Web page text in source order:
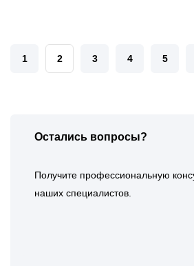
1 2 3 4 5
Остались вопросы?
Получите профессиональную
наших специалистов.